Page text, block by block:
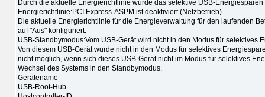
Durch die aktuelle Energierichtlinie wurde das selektive USB-
Energierichtlinie:PCI Express-ASPM ist deaktiviert (Netzbetrieb)
Die aktuelle Energierichtlinie für die Energieverwaltung für den laufenden
auf "Aus" konfiguriert.
USB-Standbymodus:Vom USB-Gerät wird nicht in den Modus für selektives
Von diesem USB-Gerät wurde nicht in den Modus für selektives
nicht möglich, wenn sich dieses USB-Gerät nicht im Modus für selektives
Wechsel des Systems in den Standbymodus.
Gerätename
USB-Root-Hub